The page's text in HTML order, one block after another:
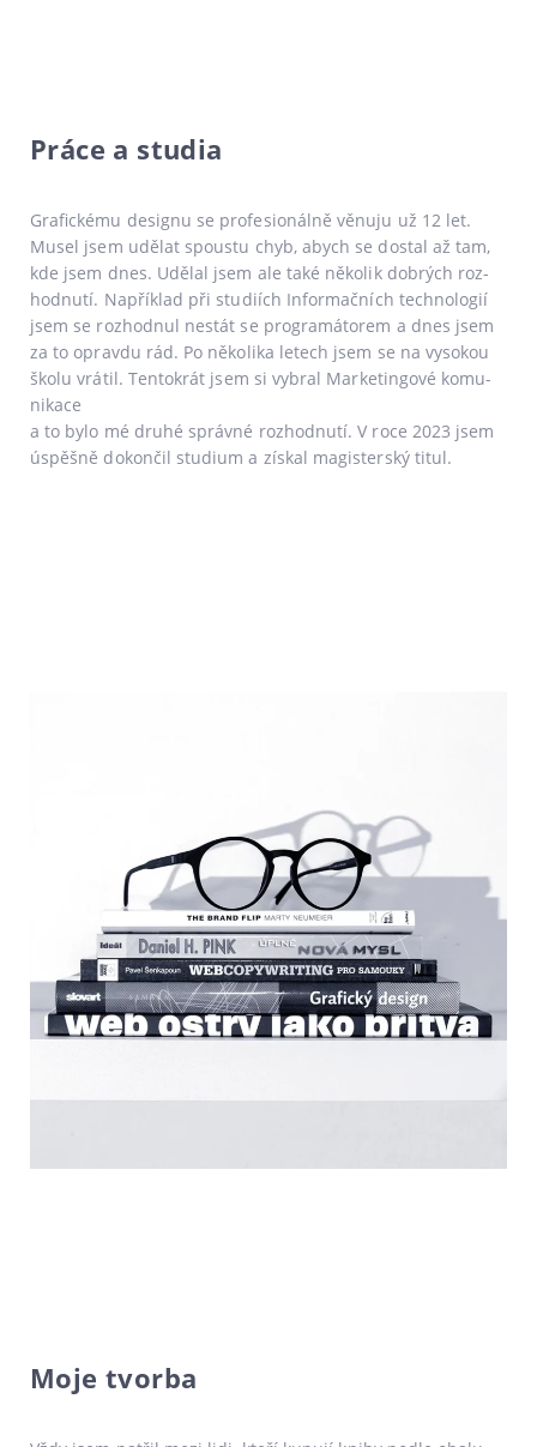
Práce a studia
Grafickému desig­nu se pro­fe­si­o­nál­ně věnu­ju už 12 let.
Musel jsem udě­lat spous­tu chyb, abych se dostal až tam,
kde jsem dnes. Udělal jsem ale také něko­lik dob­rých roz­
hod­nu­tí. Například při stu­di­ích Informačních tech­no­lo­gií
jsem se roz­hod­nul nestát se pro­gra­má­to­rem a dnes jsem
za to oprav­du rád. Po něko­li­ka letech jsem se na vyso­kou
ško­lu vrá­til. Tentokrát jsem si vybral Marketingové komu­
ni­ka­ce
a to bylo mé dru­hé správ­né roz­hod­nu­tí. V roce 2023 jsem
úspěš­ně dokon­čil stu­di­um a zís­kal magis­ter­ský titul.
Moje tvorba